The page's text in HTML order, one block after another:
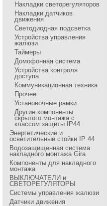
Накладки светорегуляторов
Накладки датчиков
движения
Светодиодная подсветка
Устройства управления
жалюзи
Таймеры
Домофонная система
Устройства контроля
доступа
Коммуникационная техника
Прочее
Установочные рамки
Другие компоненты
скрытого монтажа с
классом защиты IP44
Энергетические и
осветительные стойки IP 44
Водозащищенная система
накладного монтажа Gira
Компоненты для накладного
монтажа
ВЫКЛЮЧАТЕЛИ и
СВЕТОРЕГУЛЯТОРЫ
Системы управления жалюзи
Датчики движения